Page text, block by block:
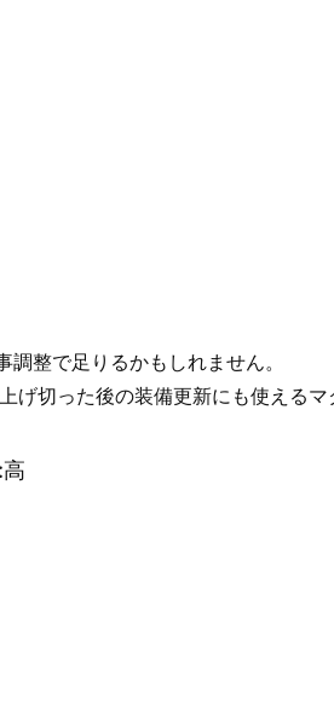
整で足りるかもしれません。
げ切った後の装備更新にも使えるマ